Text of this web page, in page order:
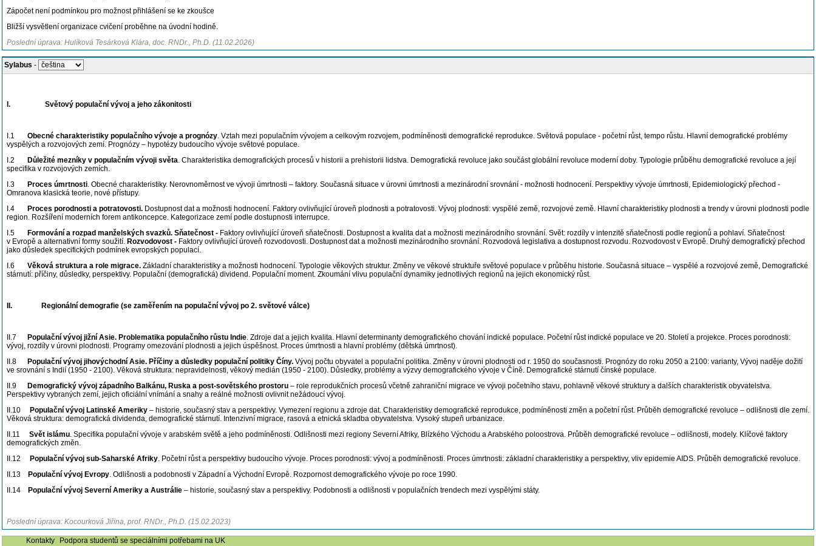
Zápočet není podmínkou pro možnost přihlášení se ke zkoušce
Bližší vysvětlení organizace cvičení proběhne na úvodní hodině.
Poslední úprava: Hulíková Tesárková Klára, doc. RNDr., Ph.D. (11.02.2026)
Sylabus -
I. Světový populační vývoj a jeho zákonitosti
I.1 Obecné charakteristiky populačního vývoje a prognózy. Vztah mezi populačním vývojem a celkovým rozvojem, podmíněnosti demografické reprodukce. Světová populace - početní růst, tempo růstu. Hlavní demografické problémy
vyspělých a rozvojových zemí. Prognózy – hypotézy budoucího vývoje světové populace.
I.2
Důležité mezníky v populačním vývoji světa. Charakteristika demografických procesů v historii a prehistorii lidstva. Demografická revoluce jako součást globální revoluce moderní doby. Typologie průběhu demografické revoluce a její
specifika v rozvojových zemích.
I.3
Proces úmrtnosti. Obecné charakteristiky. Nerovnoměrnost ve vývoji úmrtnosti – faktory. Současná situace v úrovni úmrtnosti a mezinárodní srovnání - možnosti hodnocení. Perspektivy vývoje úmrtnosti, Epidemiologický přechod -
Omranova klasická teorie, nové přístupy.
I.4
Proces porodnosti a potratovosti. Dostupnost dat a možnosti hodnocení. Faktory ovlivňující úroveň plodnosti a potratovosti. Vývoj plodnosti: vyspělé země, rozvojové země. Hlavní charakteristiky plodnosti a trendy v úrovni plodnosti podle
region. Rozšíření moderních forem antikoncepce. Kategorizace zemí podle dostupnosti interrupce.
I.5
Formování a rozpad manželských svazků. Sňatečnost - Faktory ovlivňující úroveň sňatečnosti. Dostupnost a kvalita dat a možnosti mezinárodního srovnání. Svět: rozdíly v intenzitě sňatečnosti podle regionů a pohlaví. Sňatečnost
v Evropě a alternativní formy soužití. Rozvodovost - Faktory ovlivňující úroveň rozvodovosti. Dostupnost dat a možnosti mezinárodního srovnání. Rozvodová legislativa a dostupnost rozvodu. Rozvodovost v Evropě. Druhý demografický přechod
jako důsledek specifických podmínek evropských populací.
I.6 Věková struktura a role migrace. Základní charakteristiky a možnosti hodnocení. Typologie věkových struktur. Změny ve věkové struktuře světové populace v průběhu historie. Současná situace – vyspělé a rozvojové země, Demografické
stárnutí: příčiny, důsledky, perspektivy. Populační (demografická) dividend. Populační moment. Zkoumání vlivu populační dynamiky jednotlivých regionů na jejich ekonomický růst.
II. Regionální demografie (se zaměřením na populační vývoj po 2. světové válce)
II.7 Populační vývoj jižní Asie. Problematika populačního růstu Indie. Zdroje dat a jejich kvalita. Hlavní determinanty demografického chování indické populace. Početní růst indické populace ve 20. Století a projekce. Proces porodnosti:
vývoj, rozdíly v úrovni plodnosti. Programy omezování plodnosti a jejich úspěšnost. Proces úmrtnosti a hlavní problémy (dětská úmrtnost).
II.8
Populační vývoj jihovýchodní Asie. Příčiny a důsledky populační politiky Číny. Vývoj počtu obyvatel a populační politika. Změny v úrovni plodnosti od r. 1950 do současnosti. Prognózy do roku 2050 a 2100: varianty, Vývoj naděje dožití
ve srovnání s Indií (1950 - 2100). Věková struktura: nepravidelnosti, věkový medián (1950 - 2100). Důsledky, problémy a výzvy demografického vývoje v Číně. Demografické stárnutí čínské populace.
II.9
Demografický vývoj západního Balkánu, Ruska a post-sovětského prostoru – role reprodukčních procesů včetně zahraniční migrace ve vývoji početního stavu, pohlavně věkové struktury a dalších charakteristik obyvatelstva.
Perspektivy vybraných zemí, jejich oficiální vnímání a snahy a reálné možnosti ovlivnit nežádoucí vývoj.
II.10
Populační vývoj Latinské Ameriky – historie, současný stav a perspektivy. Vymezení regionu a zdroje dat. Charakteristiky demografické reprodukce, podmíněnosti změn a početní růst. Průběh demografické revoluce – odlišnosti dle zemí.
Věková struktura: demografická dividenda, demografické stárnutí. Intenzivní migrace, rasová a etnická skladba obyvatelstva. Vysoký stupeň urbanizace.
II.11 Svět islámu. Specifika populační vývoje v arabském světě a jeho podmíněnosti. Odlišnosti mezi regiony Severní Afriky, Blízkého Východu a Arabského poloostrova. Průběh demografické revoluce – odlišnosti, modely. Klíčové faktory
demografických změn.
II.12
Populační vývoj sub-Saharské Afriky. Početní růst a perspektivy budoucího vývoje. Proces porodnosti: vývoj a podmíněnosti. Proces úmrtnosti: základní charakteristiky a perspektivy, vliv epidemie AIDS. Průběh demografické revoluce.
II.13
Populační vývoj Evropy. Odlišnosti a podobnosti v Západní a Východní Evropě. Rozpornost demografického vývoje po roce 1990.
II.14
Populační vývoj Severní Ameriky a Austrálie – historie, současný stav a perspektivy. Podobnosti a odlišnosti v populačních trendech mezi vyspělými státy.
Poslední úprava: Kocourková Jiřina, prof. RNDr., Ph.D. (15.02.2023)
Kontakty Podpora studentů se speciálními potřebami na UK